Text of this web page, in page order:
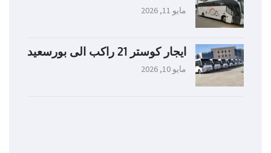
مايو 11, 2026
ايجار كوستر 21 راكب الى بورسعيد
مايو 10, 2026